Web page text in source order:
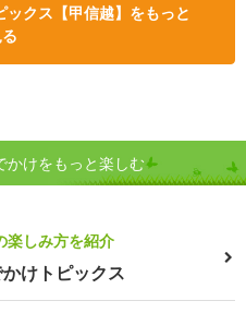
ックス【甲信越】をもっと
かけをもっと楽しむ
楽しみ方を紹介
けトピックス